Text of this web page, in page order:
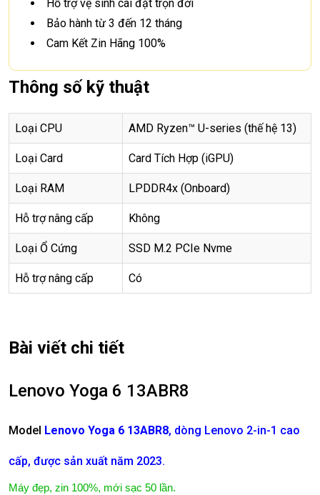
Hỗ trợ vệ sinh cài đặt trọn đời
Bảo hành từ 3 đến 12 tháng
Cam Kết Zin Hãng 100%
Thông số kỹ thuật
Loại CPU AMD Ryzen™ U-series (thế hệ 13)
Loại Card Card Tích Hợp (iGPU)
Loại RAM LPDDR4x (Onboard)
Hỗ trợ nâng cấp Không
Loại Ổ Cứng SSD M.2 PCIe Nvme
Hỗ trợ nâng cấp Có
Bài viết chi tiết
Lenovo Yoga 6 13ABR8
Model Lenovo Yoga 6 13ABR8, dòng Lenovo 2-in-1 cao
cấp, được sản xuất năm 2023.
Máy đẹp, zin 100%, mới sạc 50 lần.